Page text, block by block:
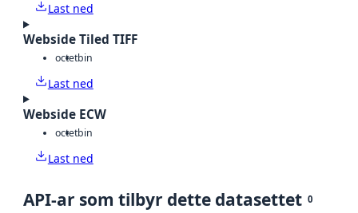
Last ned
Webside Tiled TIFF
octetbin
Last ned
Webside ECW
octetbin
Last ned
API-ar som tilbyr dette datasettet 0